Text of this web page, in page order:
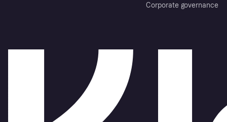
Corporate governance